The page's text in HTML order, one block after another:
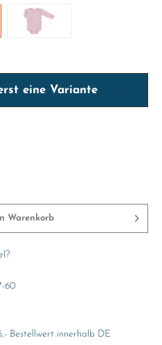
eine Variante
Warenkorb
60
Bestellwert innerhalb DE